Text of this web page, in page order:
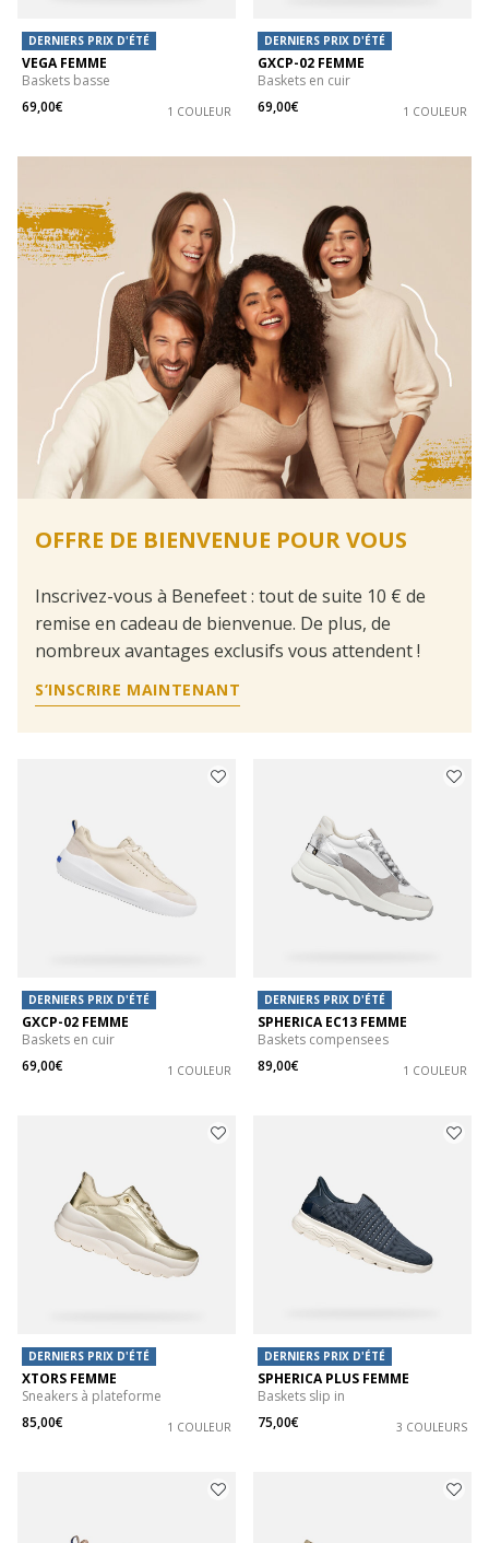
DERNIERS PRIX D'ÉTÉ
VEGA FEMME
Baskets basse
69,00€
1 COULEUR
DERNIERS PRIX D'ÉTÉ
GXCP-02 FEMME
Baskets en cuir
69,00€
1 COULEUR
OFFRE DE BIENVENUE POUR VOUS
Inscrivez-vous à Benefeet : tout de suite 10 € de
remise en cadeau de bienvenue. De plus, de
nombreux avantages exclusifs vous attendent !
S’INSCRIRE MAINTENANT
DERNIERS PRIX D'ÉTÉ
GXCP-02 FEMME
Baskets en cuir
69,00€
1 COULEUR
DERNIERS PRIX D'ÉTÉ
SPHERICA EC13 FEMME
Baskets compensees
89,00€
1 COULEUR
DERNIERS PRIX D'ÉTÉ
XTORS FEMME
Sneakers à plateforme
85,00€
1 COULEUR
DERNIERS PRIX D'ÉTÉ
SPHERICA PLUS FEMME
Baskets slip in
75,00€
3 COULEURS